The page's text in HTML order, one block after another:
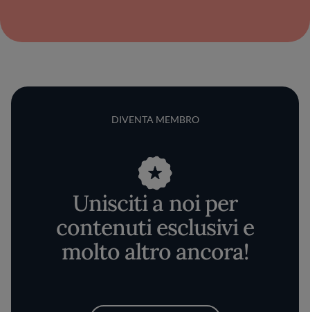
DIVENTA MEMBRO
Unisciti a noi per
contenuti esclusivi e
molto altro ancora!